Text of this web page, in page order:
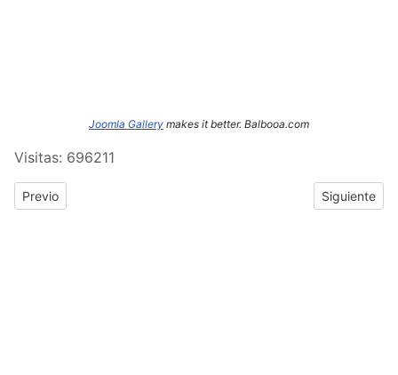
Joomla Gallery makes it better. Balbooa.com
Visitas: 696211
Previous article: ERASMUS+: Crónica del tercer y cuarto día de
Previo Next article:
Siguiente